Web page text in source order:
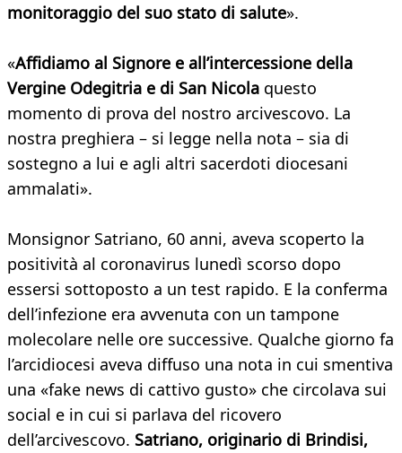
monitoraggio del suo stato di salute».
«Affidiamo al Signore e all’intercessione della
Vergine Odegitria e di San Nicola questo
momento di prova del nostro arcivescovo. La
nostra preghiera – si legge nella nota – sia di
sostegno a lui e agli altri sacerdoti diocesani
ammalati».
Monsignor Satriano, 60 anni, aveva scoperto la
positività al coronavirus lunedì scorso dopo
essersi sottoposto a un test rapido. E la conferma
dell’infezione era avvenuta con un tampone
molecolare nelle ore successive. Qualche giorno fa
l’arcidiocesi aveva diffuso una nota in cui smentiva
una «fake news di cattivo gusto» che circolava sui
social e in cui si parlava del ricovero
dell’arcivescovo. Satriano, originario di Brindisi,